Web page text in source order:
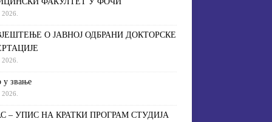
О ЈАВНОЈ ОДБРАНИ ДОКТОРСКЕ
у звање
– УПИС НА КРАТКИ ПРОГРАМ СТУДИЈА